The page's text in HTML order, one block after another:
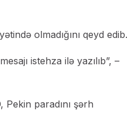
olmadığını qeyd edib.
istehza ilə yazılıb”, –
paradını şərh